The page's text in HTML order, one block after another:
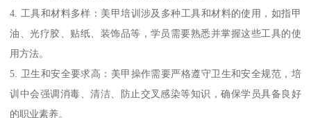
4. 工具和材料多样：美甲培训涉及多种工具和材料的使用，如指甲
油、光疗胶、贴纸、装饰品等，学员需要熟悉并掌握这些工具的使
用方法。
5. 卫生和安全要求高：美甲操作需要严格遵守卫生和安全规范，培
训中会强调消毒、清洁、防止交叉感染等知识，确保学员具备良好
的职业素养。